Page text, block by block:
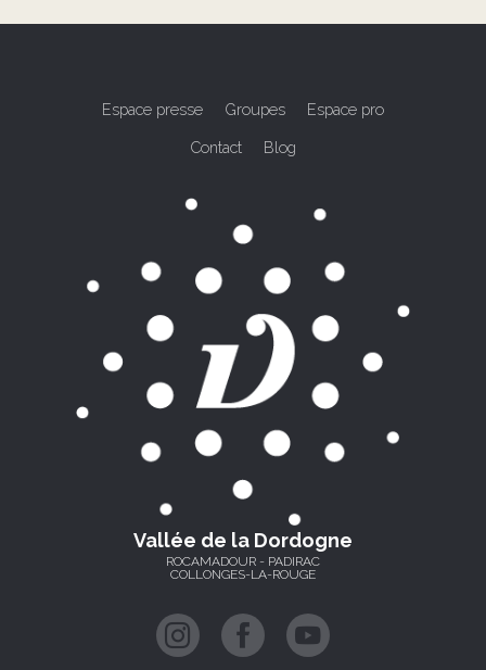
Espace presse Groupes Espace pro
Contact Blog
Vallée de la Dordogne
ROCAMADOUR - PADIRAC
COLLONGES-LA-ROUGE